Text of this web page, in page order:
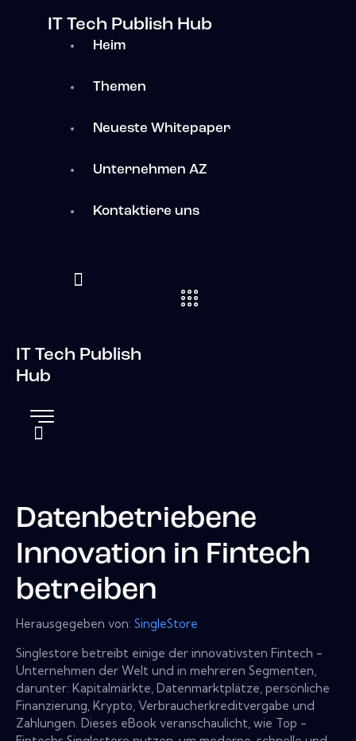
IT Tech Publish Hub
Heim
Themen
Neueste Whitepaper
Unternehmen AZ
Kontaktiere uns
IT Tech Publish
Hub
Datenbetriebene
Innovation in Fintech
betreiben
Herausgegeben von: SingleStore
Singlestore betreibt einige der innovativsten Fintech -
Unternehmen der Welt und in mehreren Segmenten,
darunter: Kapitalmärkte, Datenmarktplätze, persönliche
Finanzierung, Krypto, Verbraucherkreditvergabe und
Zahlungen. Dieses eBook veranschaulicht, wie Top -